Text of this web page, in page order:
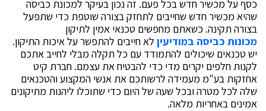
כסף על מכשיר חדש בכל פעם. זה נכון בעיקר למכונת כביסה
שהיא מכשיר חדש שחייבים לתחזק בצורה שוטפת כדי שתפעל
בצורה תקינה. כשאתם מחפשים טכנאי אמין לתיקון
מכונות כביסה במודיעיןלא חייבים להתפשר על איכות התיקון.
יש טכנאים שיכולים להתמודד עם כל תקלה מבלי לחייב אתכם
לקנות חלפים יקרים מדי כדי להבטיח את עצמם. חברת קיט
אחזקות בע"מ מעמידה לרשותכם את אנשי המקצוע והטכנאים
שלה לכל מטרה ובכל שעה של היום כדי שתוכלו ליהנות מתיקונים
אמינים באחריות מלאה.